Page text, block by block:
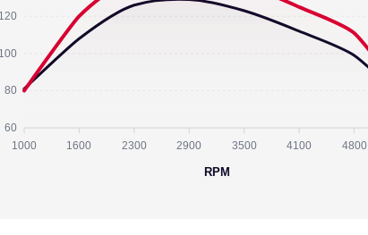
120
100
80
60
1000 1600 2300 2900 3500 4100 4800
RPM